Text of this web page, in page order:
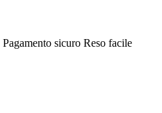
Pagamento sicuro Reso facile